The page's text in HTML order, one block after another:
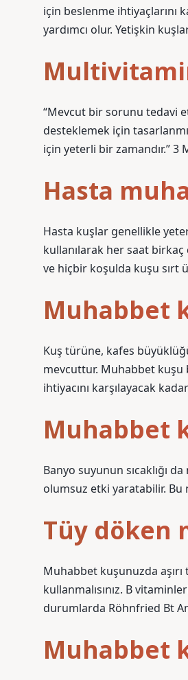
için beslenme ihtiyaçlarını
yardımcı olur. Yetişkin
“Mevcut bir sorunu tedavi
desteklemek için
için yeterli bir zamandır.” 3
Hasta
Hasta kuşlar genellikle
kullanılarak her saat
ve hiçbir koşulda kuşu sırt
Muhabbet
Kuş türüne, kafes
mevcuttur. Muhabbet kuşu
ihtiyacını karşılayacak
Muhabbet
Banyo suyunun sıcaklığı
olumsuz etki yaratabilir. Bu
Tüy döken
Muhabbet kuşunuzda
kullanmalısınız. B
durumlarda Röhnfried Bt
Muhabbet